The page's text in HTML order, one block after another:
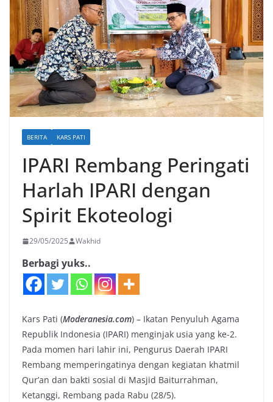
BERITA KARS PATI
IPARI Rembang Peringati
Harlah IPARI dengan
Spirit Ekoteologi
29/05/2025 Wakhid
Berbagi yuks..
Kars Pati (Moderanesia.com) – Ikatan Penyuluh Agama
Republik Indonesia (IPARI) menginjak usia yang ke-2.
Pada momen hari lahir ini, Pengurus Daerah IPARI
Rembang memperingatinya dengan kegiatan khatmil
Qur’an dan bakti sosial di Masjid Baiturrahman,
Ketanggi, Rembang pada Rabu (28/5).